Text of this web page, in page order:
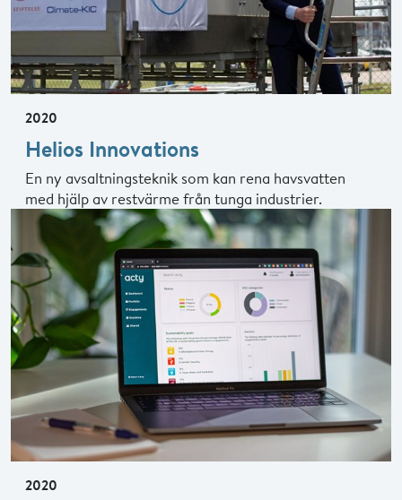
2020
Helios Innovations
En ny avsaltningsteknik som kan rena havsvatten
med hjälp av restvärme från tunga industrier.
2020